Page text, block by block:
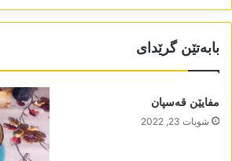
بابەتێن گرێدای
مفایێن قەسپان
شوبات 23, 2022